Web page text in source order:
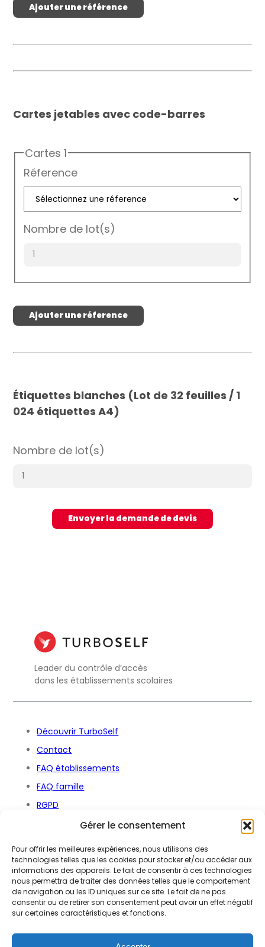
Gérer le consentement
Pour offrir les meilleures expériences, nous utilisons des
technologies telles que les cookies pour stocker et/ou accéder aux
informations des appareils. Le fait de consentir à ces technologies
nous permettra de traiter des données telles que le comportement
de navigation ou les ID uniques sur ce site. Le fait de ne pas
consentir ou de retirer son consentement peut avoir un effet négatif
sur certaines caractéristiques et fonctions.
Ajouter une référence
Cartes jetables avec code-barres
Cartes 1
Réference
Nombre de lot(s)
Ajouter une réference
Étiquettes blanches (Lot de 32 feuilles / 1
024 étiquettes A4)
Nombre de lot(s)
Leader du contrôle d’accès
dans les établissements scolaires
Découvrir TurboSelf
Contact
FAQ établissements
FAQ famille
RGPD
Déclaration d’accessibilité
Mentions légales
Égalité Hommes / Femmes
Politique de confidentialité